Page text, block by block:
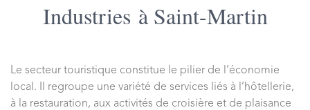
Industries à Saint-Martin
Le secteur touristique constitue le pilier de l’économie
local. Il regroupe une variété de services liés à l’hôtellerie,
à la restauration, aux activités de croisière et de plaisance